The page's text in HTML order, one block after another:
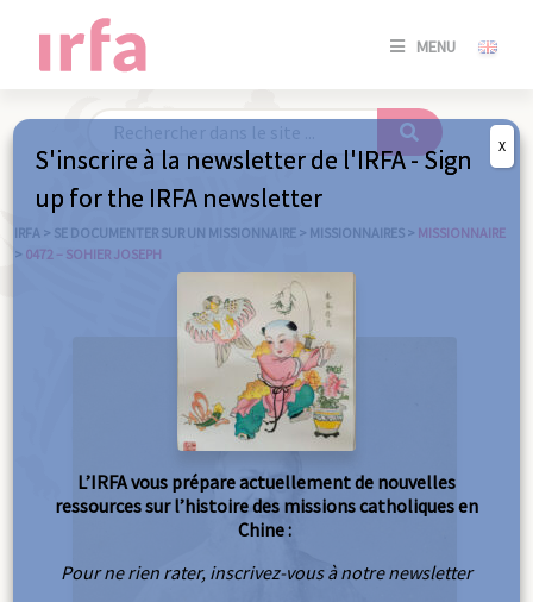
MENU
SE
/
IRFA > SE DOCUMENTER SUR UN MISSIONNAIRE > MISSIONNAIRES > MISSIONNAIRE
> 0472 – SOHIER JOSEPH
S'inscrire à la newsletter de l'IRFA - Sign
up for the IRFA newsletter
L’IRFA vous prépare actuellement de nouvelles
ressources sur l’histoire des missions catholiques en
Chine :
Pour ne rien rater, inscrivez-vous à notre newsletter
X